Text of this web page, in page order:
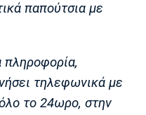
παπούτσια με
πληροφορία,
τηλεφωνικά με
το 24ωρο, στην